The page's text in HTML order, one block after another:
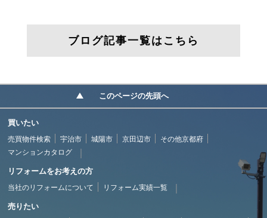
ブログ記事一覧はこちら
このページの先頭へ
買いたい
売買物件検索 宇治市 城陽市 京田辺市
その他京都府
マンションカタログ
リフォームをお考えの方
当社のリフォームについて リフォーム実績一覧
売りたい